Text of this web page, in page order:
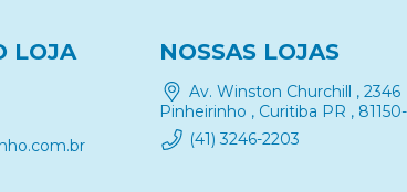
LOJA
NOSSAS LOJAS
Av. Winston Churchill , 2346
Pinheirinho , Curitiba PR ,
(41) 3246-2203